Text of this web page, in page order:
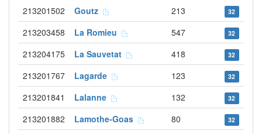
213201502 Goutz 213 32
213203458 La Romieu 547 32
213204175 La Sauvetat 418 32
213201767 Lagarde 123 32
213201841 Lalanne 132 32
213201882 Lamothe-Goas 80 32